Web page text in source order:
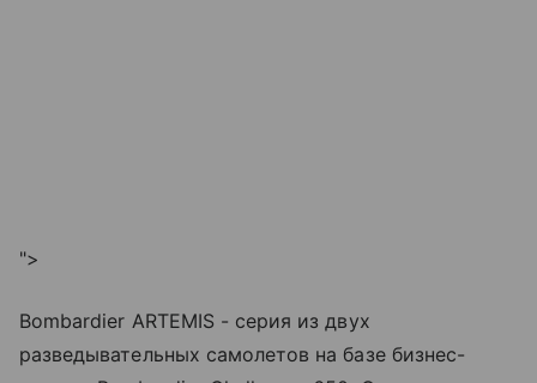
">
Bombardier ARTEMIS - серия из двух
разведывательных самолетов на базе бизнес-